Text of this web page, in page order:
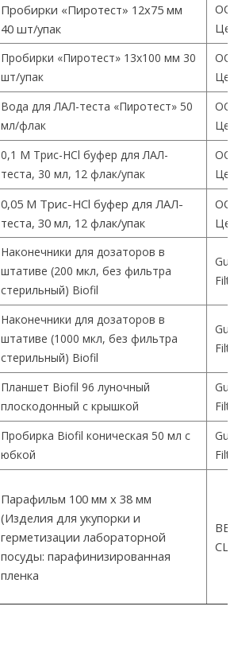
Пробирки «Пиротест» 12х75 мм
40 шт/упак
Пробирки «Пиротест» 13х100 мм 30
шт/упак
Вода для ЛАЛ-теста «Пиротест» 50
мл/флак
0,1 М Трис-HCl буфер для ЛАЛ-
теста, 30 мл, 12 флак/упак
0,05 М Трис-HCl буфер для ЛАЛ-
теста, 30 мл, 12 флак/упак
Наконечники для дозаторов в
штативе (200 мкл, без фильтра
стерильный) Biofil
Наконечники для дозаторов в
штативе (1000 мкл, без фильтра
стерильный) Biofil
Планшет Biofil 96 луночный
плоскодонный с крышкой
Пробирка Biofil коническая 50 мл с
юбкой
Парафильм 100 мм х 38 мм
(Изделия для укупорки и
герметизации лабораторной
посуды: парафинизированная
пленка